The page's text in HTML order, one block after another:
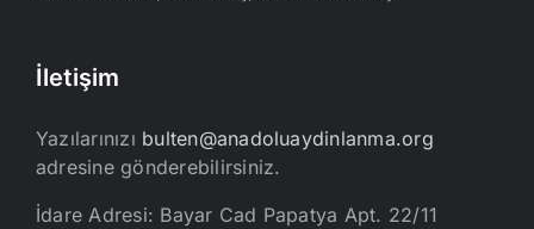
İletişim
Yazılarınızı bulten@anadoluaydinlanma.org
adresine gönderebilirsiniz.
İdare Adresi: Bayar Cad Papatya Apt. 22/11